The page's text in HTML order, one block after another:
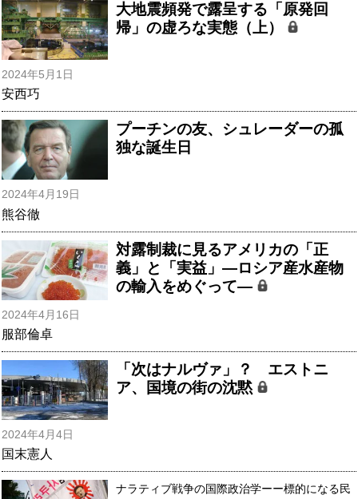
大地震頻発で露呈する「原発回
帰」の虚ろな実態（上）
2024年5月1日
安西巧
プーチンの友、シュレーダーの孤
独な誕生日
2024年4月19日
熊谷徹
対露制裁に見るアメリカの「正
義」と「実益」―ロシア産水産物
の輸入をめぐって―
2024年4月16日
服部倫卓
「次はナルヴァ」？ エストニ
ア、国境の街の沈黙
2024年4月4日
国末憲人
ナラティブ戦争の国際政治学ーー標的になる民